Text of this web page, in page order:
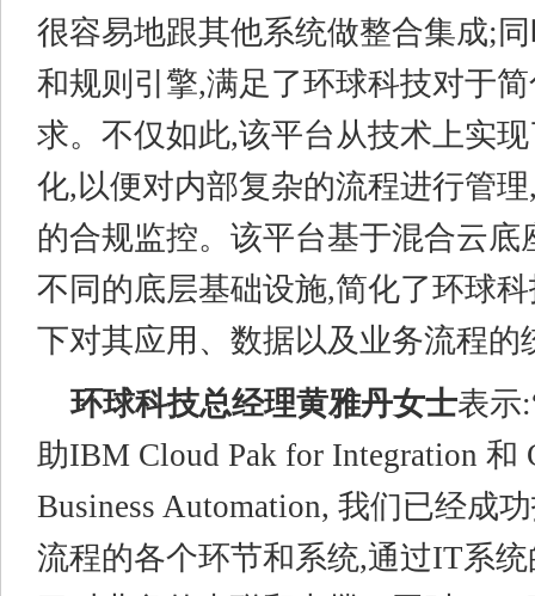
很容易地跟其他系统做整合集成;
和规则引擎,满足了环球科技对于
求。不仅如此,该平台从技术上实
化,以便对内部复杂的流程进行管
的合规监控。该平台基于混合云底
不同的底层基础设施,简化了环球
下对其应用、数据以及业务流程的
环球科技总经理黄雅丹女士表示
助IBM Cloud Pak for Integration 和
Business Automation, 我们已经成
流程的各个环节和系统,通过IT系